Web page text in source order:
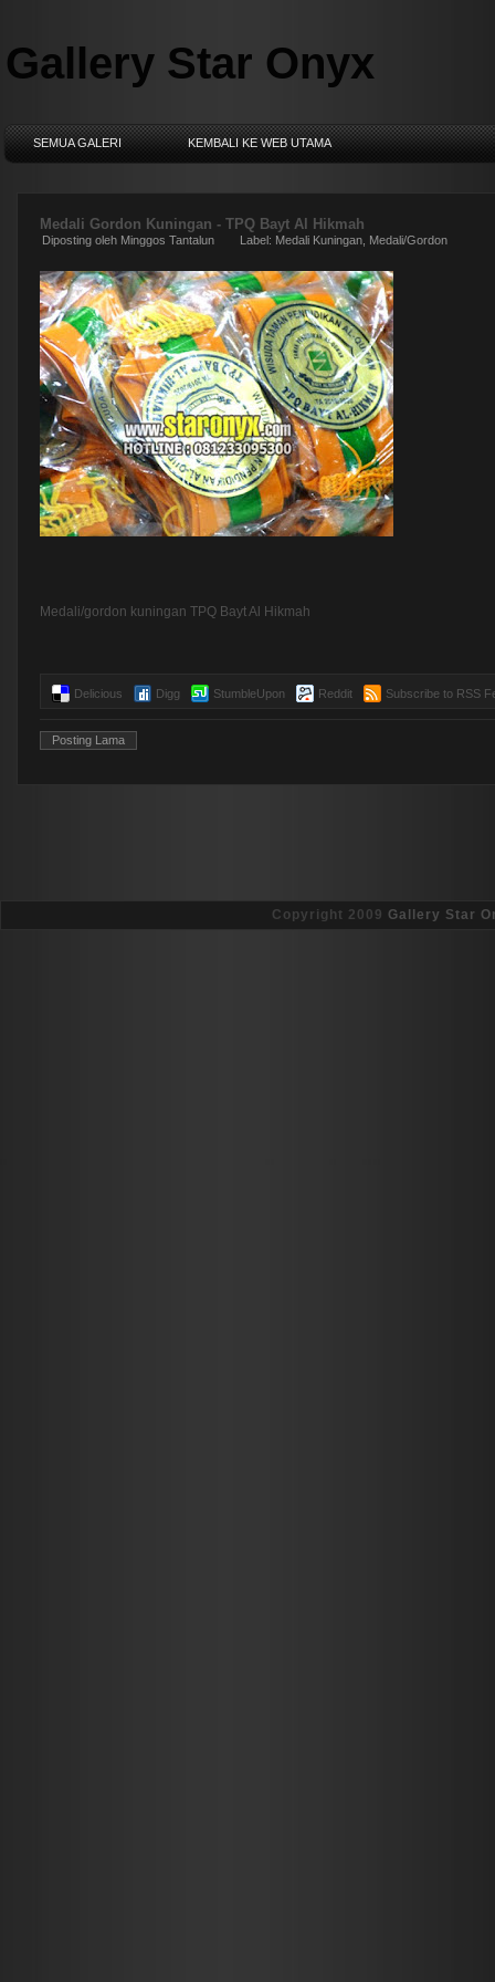
Gallery Star Onyx
SEMUA GALERI KEMBALI KE WEB UTAMA
Medali Gordon Kuningan - TPQ Bayt Al Hikmah
Diposting oleh Minggos Tantalun Label: Medali Kuningan Medali/Gordon
Medali/gordon kuningan TPQ Bayt Al Hikmah
Delicious Digg StumbleUpon Reddit Subscribe to RSS
Posting Lama
Copyright 2009 Gallery Star